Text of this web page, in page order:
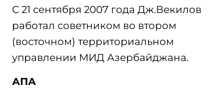
С 21 сентября 2007 года Дж.Векилов
работал советником во втором
(восточном) территориальном
управлении МИД Азербайджана.
АПА